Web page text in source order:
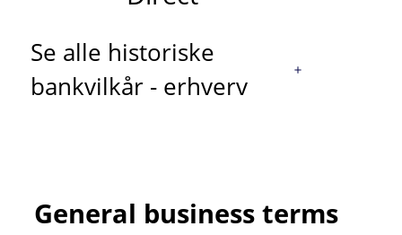
Se alle historiske
bankvilkår - erhverv
General business terms